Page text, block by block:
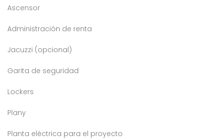
Ascensor
Administración de renta
Jacuzzi (opcional)
Garita de seguridad
Lockers
Plany
Planta eléctrica para el proyecto